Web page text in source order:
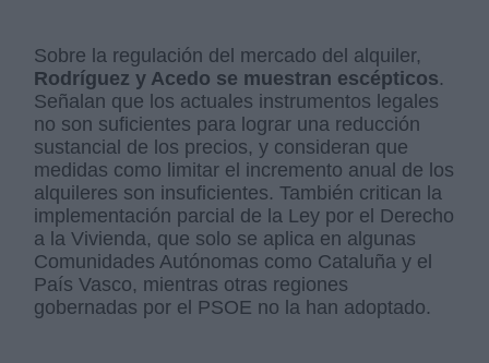
Sobre la regulación del mercado del alquiler,
Rodríguez y Acedo se muestran escépticos.
Señalan que los actuales instrumentos legales
no son suficientes para lograr una reducción
sustancial de los precios, y consideran que
medidas como limitar el incremento anual de los
alquileres son insuficientes. También critican la
implementación parcial de la Ley por el Derecho
a la Vivienda, que solo se aplica en algunas
Comunidades Autónomas como Cataluña y el
País Vasco, mientras otras regiones
gobernadas por el PSOE no la han adoptado.